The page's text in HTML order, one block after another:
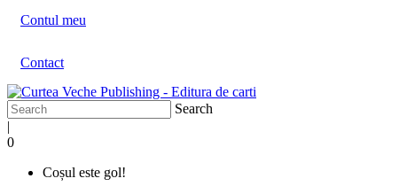
Contul meu
Contact
Search
|
0
Coșul este gol!